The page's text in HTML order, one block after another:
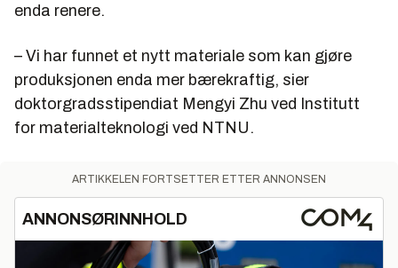
enda renere.
– Vi har funnet et nytt materiale som kan gjøre
produksjonen enda mer bærekraftig, sier
doktorgradsstipendiat Mengyi Zhu ved Institutt
for materialteknologi ved NTNU.
ARTIKKELEN FORTSETTER ETTER ANNONSEN
ANNONSØRINNHOLD